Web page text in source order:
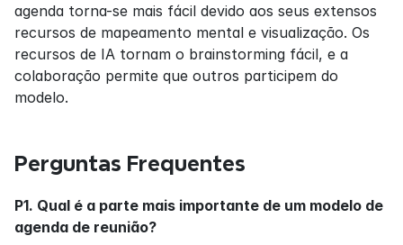
agenda torna-se mais fácil devido aos seus extensos
recursos de mapeamento mental e visualização. Os
recursos de IA tornam o brainstorming fácil, e a
colaboração permite que outros participem do
modelo.
Perguntas Frequentes
P1. Qual é a parte mais importante de um modelo de
agenda de reunião?